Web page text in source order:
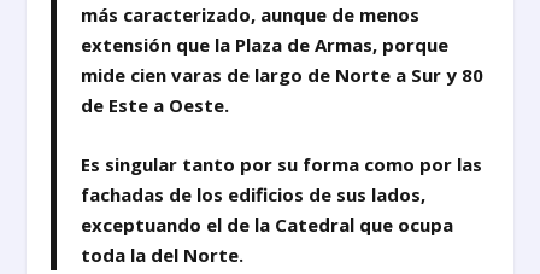
más caracterizado, aunque de menos
extensión que la Plaza de Armas, porque
mide cien varas de largo de Norte a Sur y 80
de Este a Oeste.
Es singular tanto por su forma como por las
fachadas de los edificios de sus lados,
exceptuando el de la Catedral que ocupa
toda la del Norte.